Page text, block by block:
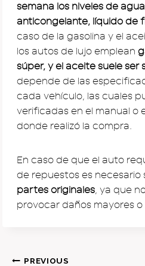
semana los niveles de
anticongelante, líquido de
caso de la gasolina y el
los autos de lujo emplean
súper, y el aceite suele ser
depende de las
cada vehículo, las cuales
verificadas en el manual o
donde realizó la compra.
En caso de que el auto
de repuestos es necesario
partes originales, ya que
provocar daños mayores o
PREVIOUS